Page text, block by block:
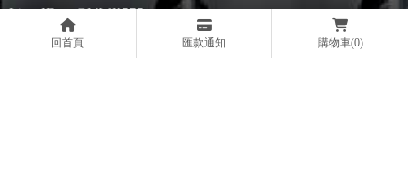
回首頁 匯款通知 購物車(0)
@MWK777
mwk7406777@gmail.com